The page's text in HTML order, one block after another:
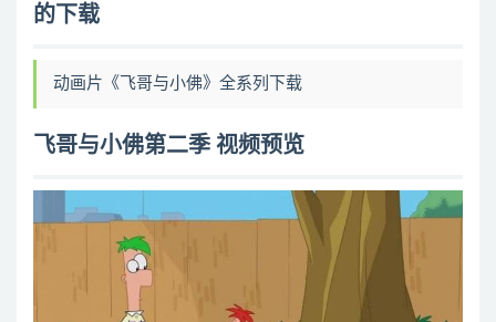
10 你在这里 泰瑞
13 躲迷藏
15 别闹了 兔子
18 恶霸密码
19 神秘机器
20 照片运输
21 中年机器人
的下载
动画片《飞哥与小佛》全系列下载
飞哥与小佛第二季 视频预览